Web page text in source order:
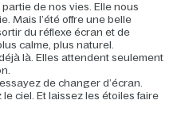
de nos vies. Elle nous
Mais l’été offre une belle
du réflexe écran et de
calme, plus naturel.
là. Elles attendent seulement
de changer d’écran.
ciel. Et laissez les étoiles faire